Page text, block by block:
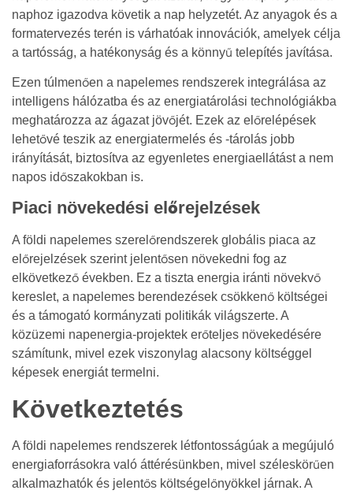
naphoz igazodva követik a nap helyzetét. Az anyagok és a
formatervezés terén is várhatóak innovációk, amelyek célja
a tartósság, a hatékonyság és a könnyű telepítés javítása.
Ezen túlmenően a napelemes rendszerek integrálása az
intelligens hálózatba és az energiatárolási technológiákba
meghatározza az ágazat jövőjét. Ezek az előrelépések
lehetővé teszik az energiatermelés és -tárolás jobb
irányítását, biztosítva az egyenletes energiaellátást a nem
napos időszakokban is.
Piaci növekedési előrejelzések
A földi napelemes szerelőrendszerek globális piaca az
előrejelzések szerint jelentősen növekedni fog az
elkövetkező években. Ez a tiszta energia iránti növekvő
kereslet, a napelemes berendezések csökkenő költségei
és a támogató kormányzati politikák világszerte. A
közüzemi napenergia-projektek erőteljes növekedésére
számítunk, mivel ezek viszonylag alacsony költséggel
képesek energiát termelni.
Következtetés
A földi napelemes rendszerek létfontosságúak a megújuló
energiaforrásokra való áttérésünkben, mivel széleskörűen
alkalmazhatók és jelentős költségelőnyökkel járnak. A